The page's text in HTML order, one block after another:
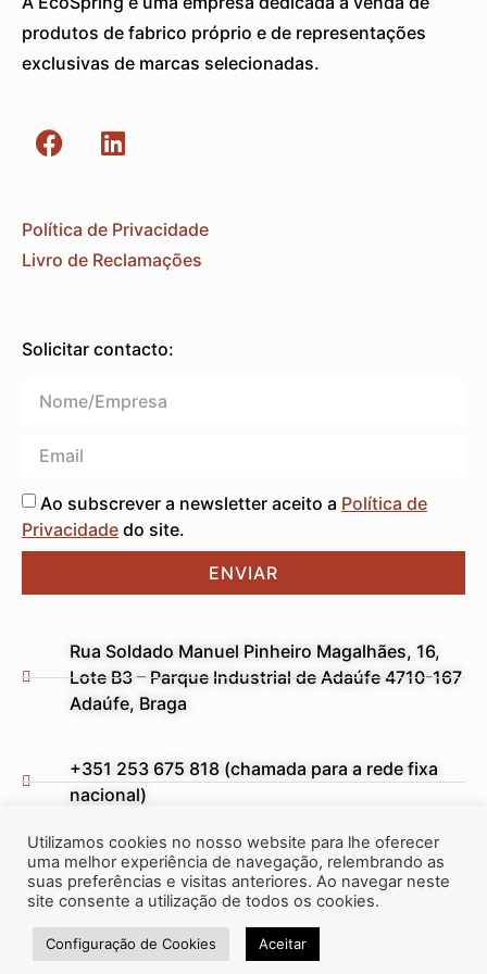
produtos de fabrico próprio e de representações
exclusivas de marcas selecionadas.
Política de Privacidade
Livro de Reclamações
Solicitar contacto:
Ao subscrever a newsletter aceito a Política de
Privacidade do site.
ENVIAR
Rua Soldado Manuel Pinheiro Magalhães, 16,
Lote B3 – Parque Industrial de Adaúfe 4710-167
Adaúfe, Braga
+351 253 675 818 (chamada para a rede fixa
nacional)
ecospring@ecospring.pt
© EcoSpring 2024 – Todos os direitos reservados
Utilizamos cookies no nosso website para lhe oferecer
uma melhor experiência de navegação, relembrando as
suas preferências e visitas anteriores. Ao navegar neste
site consente a utilização de todos os cookies.
Configuração de Cookies Aceitar